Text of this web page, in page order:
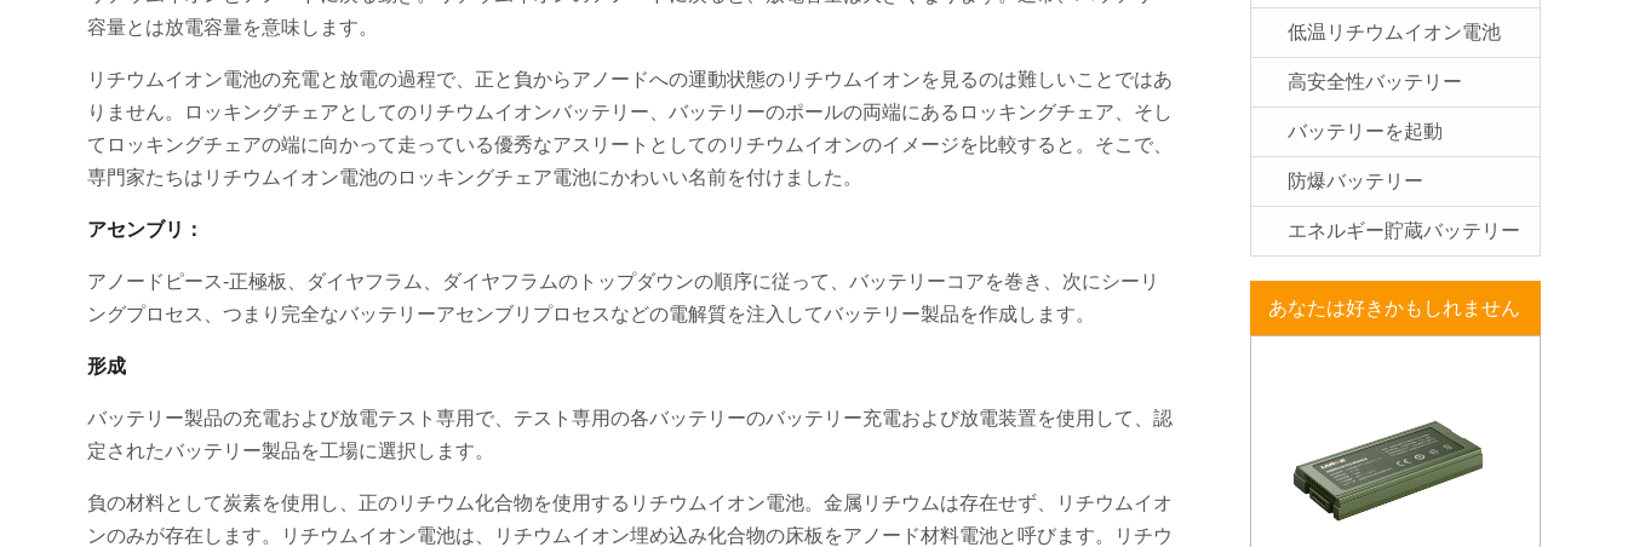
容量とは放電容量を意味します。
リチウムイオン電池の充電と放電の過程で、正と負からアノードへの運動状態のリチウムイオンを見るのは難しいことではあ
りません。ロッキングチェアとしてのリチウムイオンバッテリー、バッテリーのポールの両端にあるロッキングチェア、そし
てロッキングチェアの端に向かって走っている優秀なアスリートとしてのリチウムイオンのイメージを比較すると。そこで、
専門家たちはリチウムイオン電池のロッキングチェア電池にかわいい名前を付けました。
アセンブリ：
アノードピース-正極板、ダイヤフラム、ダイヤフラムのトップダウンの順序に従って、バッテリーコアを巻き、次にシーリ
ングプロセス、つまり完全なバッテリーアセンブリプロセスなどの電解質を注入してバッテリー製品を作成します。
形成
バッテリー製品の充電および放電テスト専用で、テスト専用の各バッテリーのバッテリー充電および放電装置を使用して、認
定されたバッテリー製品を工場に選択します。
負の材料として炭素を使用し、正のリチウム化合物を使用するリチウムイオン電池。金属リチウムは存在せず、リチウムイオ
ンのみが存在します。リチウムイオン電池は、リチウムイオン埋め込み化合物の床板をアノード材料電池と呼びます。リチウ
低温リチウムイオン電池
高安全性バッテリー
バッテリーを起動
防爆バッテリー
エネルギー貯蔵バッテリー
あなたは好きかもしれません